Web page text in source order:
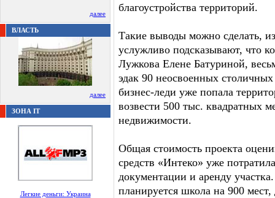
далее
ВЛАСТЬ
далее
ЗОНА IT
Легкие деньги: Украина
благоустройства территорий.
Такие выводы можно сделать,
услужливо подсказывают, что
Лужкова Елене Батуриной,
эдак 90 неосвоенных
бизнес-леди уже попала
возвести 500 тыс. квадратных
недвижимости.
Общая стоимость проекта
средств «Интеко» уже
документации и аренду
планируется школа на 900